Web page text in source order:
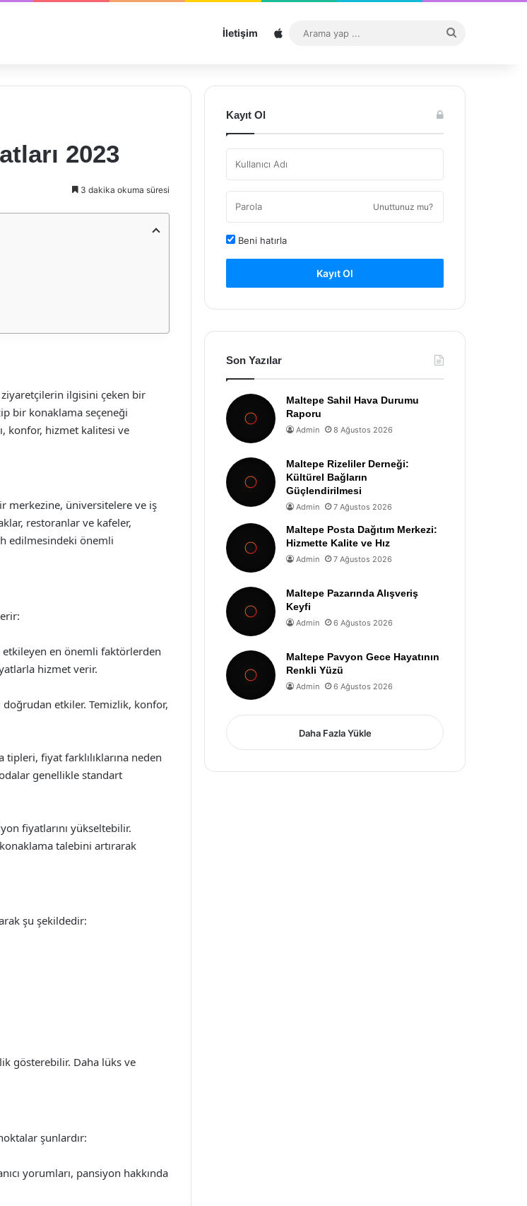
İletişim Sitemap
...
2023
3 dakika okuma süresi
ilgisini çeken bir
bir konaklama seçeneği
konfor, hizmet kalitesi ve
merkezine, üniversitelere ve iş
restoranlar ve kafeler,
edilmesindeki önemli
en önemli faktörlerden
hizmet verir.
etkiler. Temizlik, konfor,
fiyat farklılıklarına neden
genellikle standart
fiyatlarını yükseltebilir.
talebini artırarak
şu şekildedir:
gösterebilir. Daha lüks ve
şunlardır:
yorumları, pansiyon hakkında
Kayıt Ol
Unuttunuz mu?
Beni hatırla
Kayıt Ol
Son Yazılar
Maltepe Sahil Hava Durumu
Raporu
Admin 8 Ağustos 2026
Maltepe Rizeliler Derneği:
Kültürel Bağların
Güçlendirilmesi
Admin 7 Ağustos 2026
Maltepe Posta Dağıtım Merkezi:
Hizmette Kalite ve Hız
Admin 7 Ağustos 2026
Maltepe Pazarında Alışveriş
Keyfi
Admin 6 Ağustos 2026
Maltepe Pavyon Gece Hayatının
Renkli Yüzü
Admin 6 Ağustos 2026
Daha Fazla Yükle